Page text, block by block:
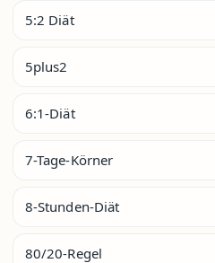
5:2 Diät
5plus2
6:1-Diät
7-Tage-Körner
8-Stunden-Diät
80/20-Regel